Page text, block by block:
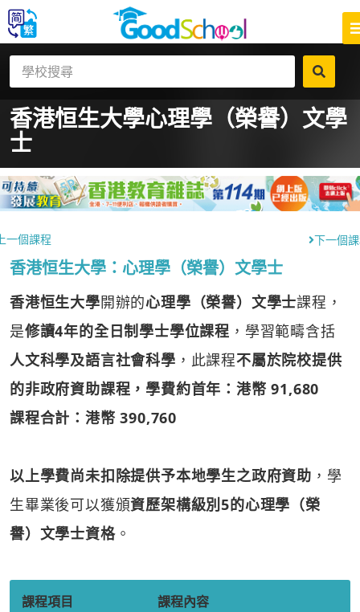
香港恒生大學心理學（榮譽）文學
士
一個課程 下一個
香港恒生大學：心理學（榮譽）文學士
香港恒生大學開辦的心理學（榮譽）文學士課程，
是修讀4年的全日制學士學位課程 ，學習範疇含括
人文科學及語言社會科學 ，此課程不屬於院校提供
的非政府資助課程，學費約首年：港幣 91,680
課程合計：港幣 390,760
以上學費尚未扣除提供予本地學生之政府資助 ，學
生畢業後可以獲頒資歷架構級別5的心理學（榮
譽）文學士資格。
課程項目 課程內容